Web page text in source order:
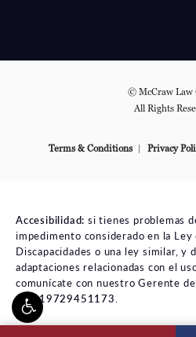
© McCraw Law
All Rights
Terms & Conditions Privacy
Accesibilidad: si tienes problemas
impedimento considerado en la Ley
Discapacidades o una ley similar, y
adaptaciones relacionadas con el
comunícate con nuestro Gerente
tel:+19729451173.